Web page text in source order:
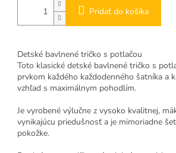
Pridať do košíka
Detské bavlnené tričko s potlačou
Toto klasické detské bavlnené tričko s
prvkom každého každodenného šatníka a
vzhľad s maximálnym pohodlím.
Je vyrobené výlučne z vysoko kvalitnej,
vynikajúcu priedušnosť a je mimoriadne
pokožke.